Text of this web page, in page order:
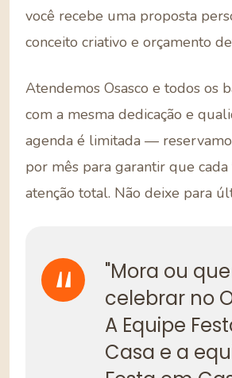
você recebe uma proposta
conceito criativo e orçamento
Atendemos Osasco e todos os
com a mesma dedicação e
agenda é limitada —
por mês para garantir que
atenção total. Não deixe para
"Mora ou
celebrar no
A Equipe
Casa e a